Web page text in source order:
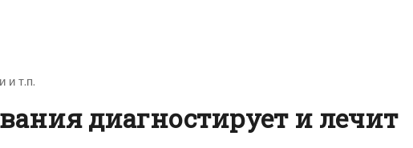
и т.п.
диагностирует и лечит